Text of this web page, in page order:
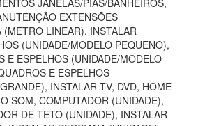
JANELAS/PIAS/BANHEIROS,
EXTENSÕES
(METRO LINEAR), INSTALAR
(UNIDADE/MODELO PEQUENO),
E ESPELHOS (UNIDADE/MODELO
E ESPELHOS
INSTALAR TV, DVD, HOME
SOM, COMPUTADOR (UNIDADE),
DE TETO (UNIDADE), INSTALAR